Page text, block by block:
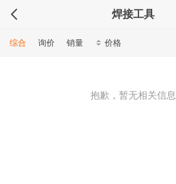
焊接工具
综合 询价 销量 价格
抱歉，暂无相关信息